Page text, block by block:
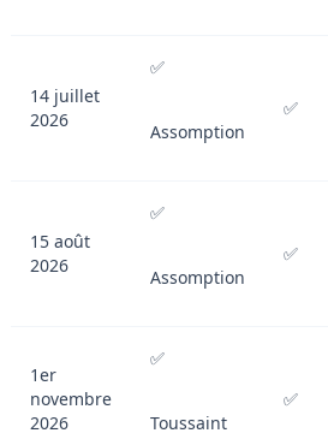
14 juillet
2026
✅
Assomption
✅
15 août
2026
✅
Assomption
✅
1er
novembre
2026
✅
Toussaint
✅